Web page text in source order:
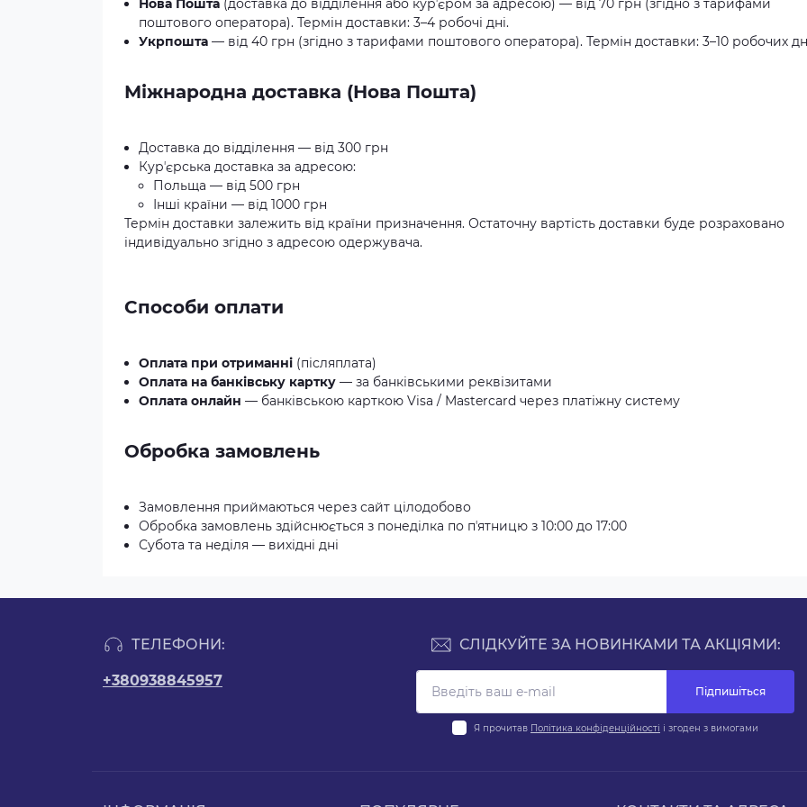
Нова Пошта (доставка до відділення або курʼєром за адресою) — від 70 грн (згідно з тарифами
поштового оператора). Термін доставки: 3–4 робочі дні.
Укрпошта — від 40 грн (згідно з тарифами поштового оператора). Термін доставки: 3–10 робочих
Міжнародна доставка (Нова Пошта)
Доставка до відділення — від 300 грн
Курʼєрська доставка за адресою:
Польща — від 500 грн
Інші країни — від 1000 грн
Термін доставки залежить від країни призначення. Остаточну вартість доставки буде розраховано
індивідуально згідно з адресою одержувача.
Способи оплати
Оплата при отриманні (післяплата)
Оплата на банківську картку — за банківськими реквізитами
Оплата онлайн — банківською карткою Visa / Mastercard через платіжну систему
Обробка замовлень
Замовлення приймаються через сайт цілодобово
Обробка замовлень здійснюється з понеділка по пʼятницю з 10:00 до 17:00
Субота та неділя — вихідні дні
ТЕЛЕФОНИ:
+380938845957
СЛІДКУЙТЕ ЗА НОВИНКАМИ ТА АКЦІЯМИ:
Підпишіться
Я прочитав Політика конфіденційності і згоден з вимогами